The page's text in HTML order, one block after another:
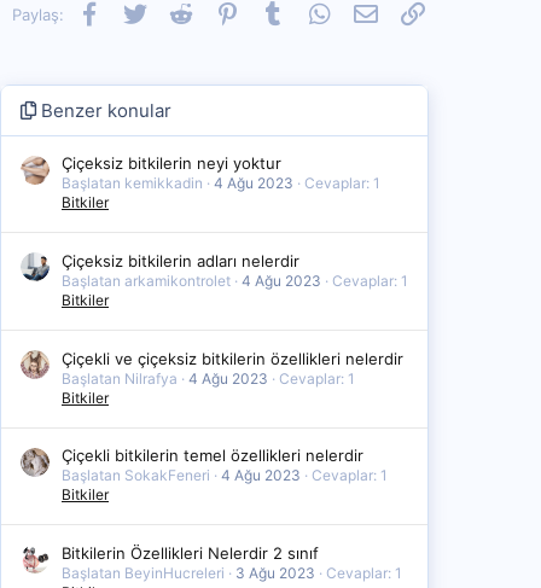
Paylaş: Facebook
TwitterReddit PinterestTumblrWhatsApp
E-postaLink
Benzer konular
Çiçeksiz bitkilerin neyi yoktur
Başlatan kemikkadin 4 Ağu 2023
Cevaplar: 1
Bitkiler
Çiçeksiz bitkilerin adları nelerdir
Başlatan arkamikontrolet 4 Ağu 2023
Cevaplar: 1
Bitkiler
Çiçekli ve çiçeksiz bitkilerin özellikleri nelerdir
Başlatan Nilrafya 4 Ağu 2023
Cevaplar: 1
Bitkiler
Çiçekli bitkilerin temel özellikleri nelerdir
Başlatan SokakFeneri 4 Ağu 2023
Cevaplar: 1
Bitkiler
Bitkilerin Özellikleri Nelerdir 2 sınıf
Başlatan BeyinHucreleri 3 Ağu 2023
Cevaplar: 1